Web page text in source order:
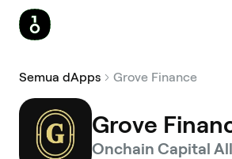
Semua dApps Grove Finance
Grove
Onchain Capital